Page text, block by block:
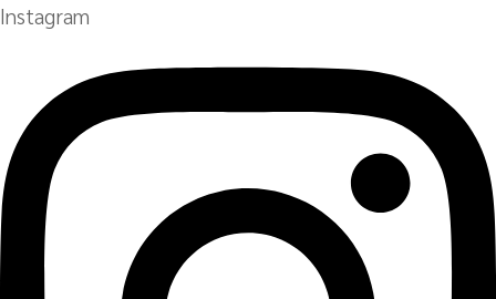
Instagram